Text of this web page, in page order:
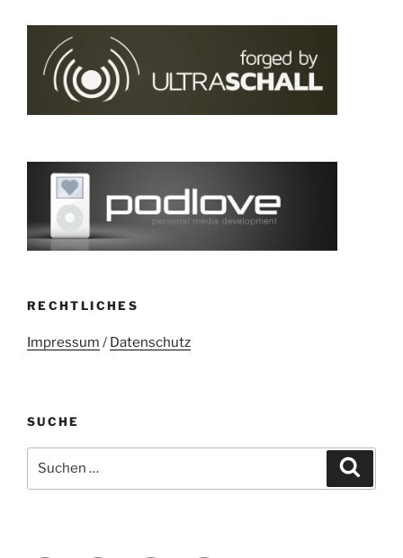
RECHTLICHES
Impressum / Datenschutz
SUCHE
nach: